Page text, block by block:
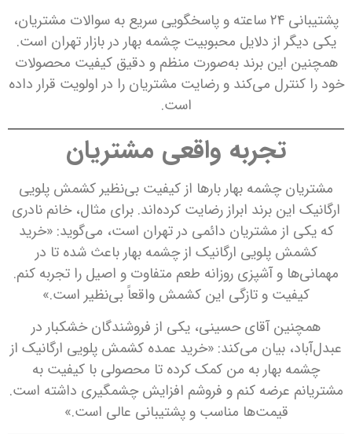
پشتیبانی ۲۴ ساعته و پاسخگویی سریع به سوالات مشتریان،
یکی دیگر از دلایل محبوبیت چشمه بهار در بازار تهران است.
همچنین این برند به‌صورت منظم و دقیق کیفیت محصولات
خود را کنترل می‌کند و رضایت مشتریان را در اولویت قرار داده
است.
تجربه واقعی مشتریان
مشتریان چشمه بهار بارها از کیفیت بی‌نظیر کشمش پلویی
ارگانیک این برند ابراز رضایت کرده‌اند. برای مثال، خانم نادری
که یکی از مشتریان دائمی در تهران است، می‌گوید: «خرید
کشمش پلویی ارگانیک از چشمه بهار باعث شده تا در
مهمانی‌ها و آشپزی روزانه طعم متفاوت و اصیل را تجربه کنم.
کیفیت و تازگی این کشمش واقعاً بی‌نظیر است.»
همچنین آقای حسینی، یکی از فروشندگان خشکبار در
عبدل‌آباد، بیان می‌کند: «خرید عمده کشمش پلویی ارگانیک از
چشمه بهار به من کمک کرده تا محصولی با کیفیت به
مشتریانم عرضه کنم و فروشم افزایش چشمگیری داشته است.
قیمت‌ها مناسب و پشتیبانی عالی است.»